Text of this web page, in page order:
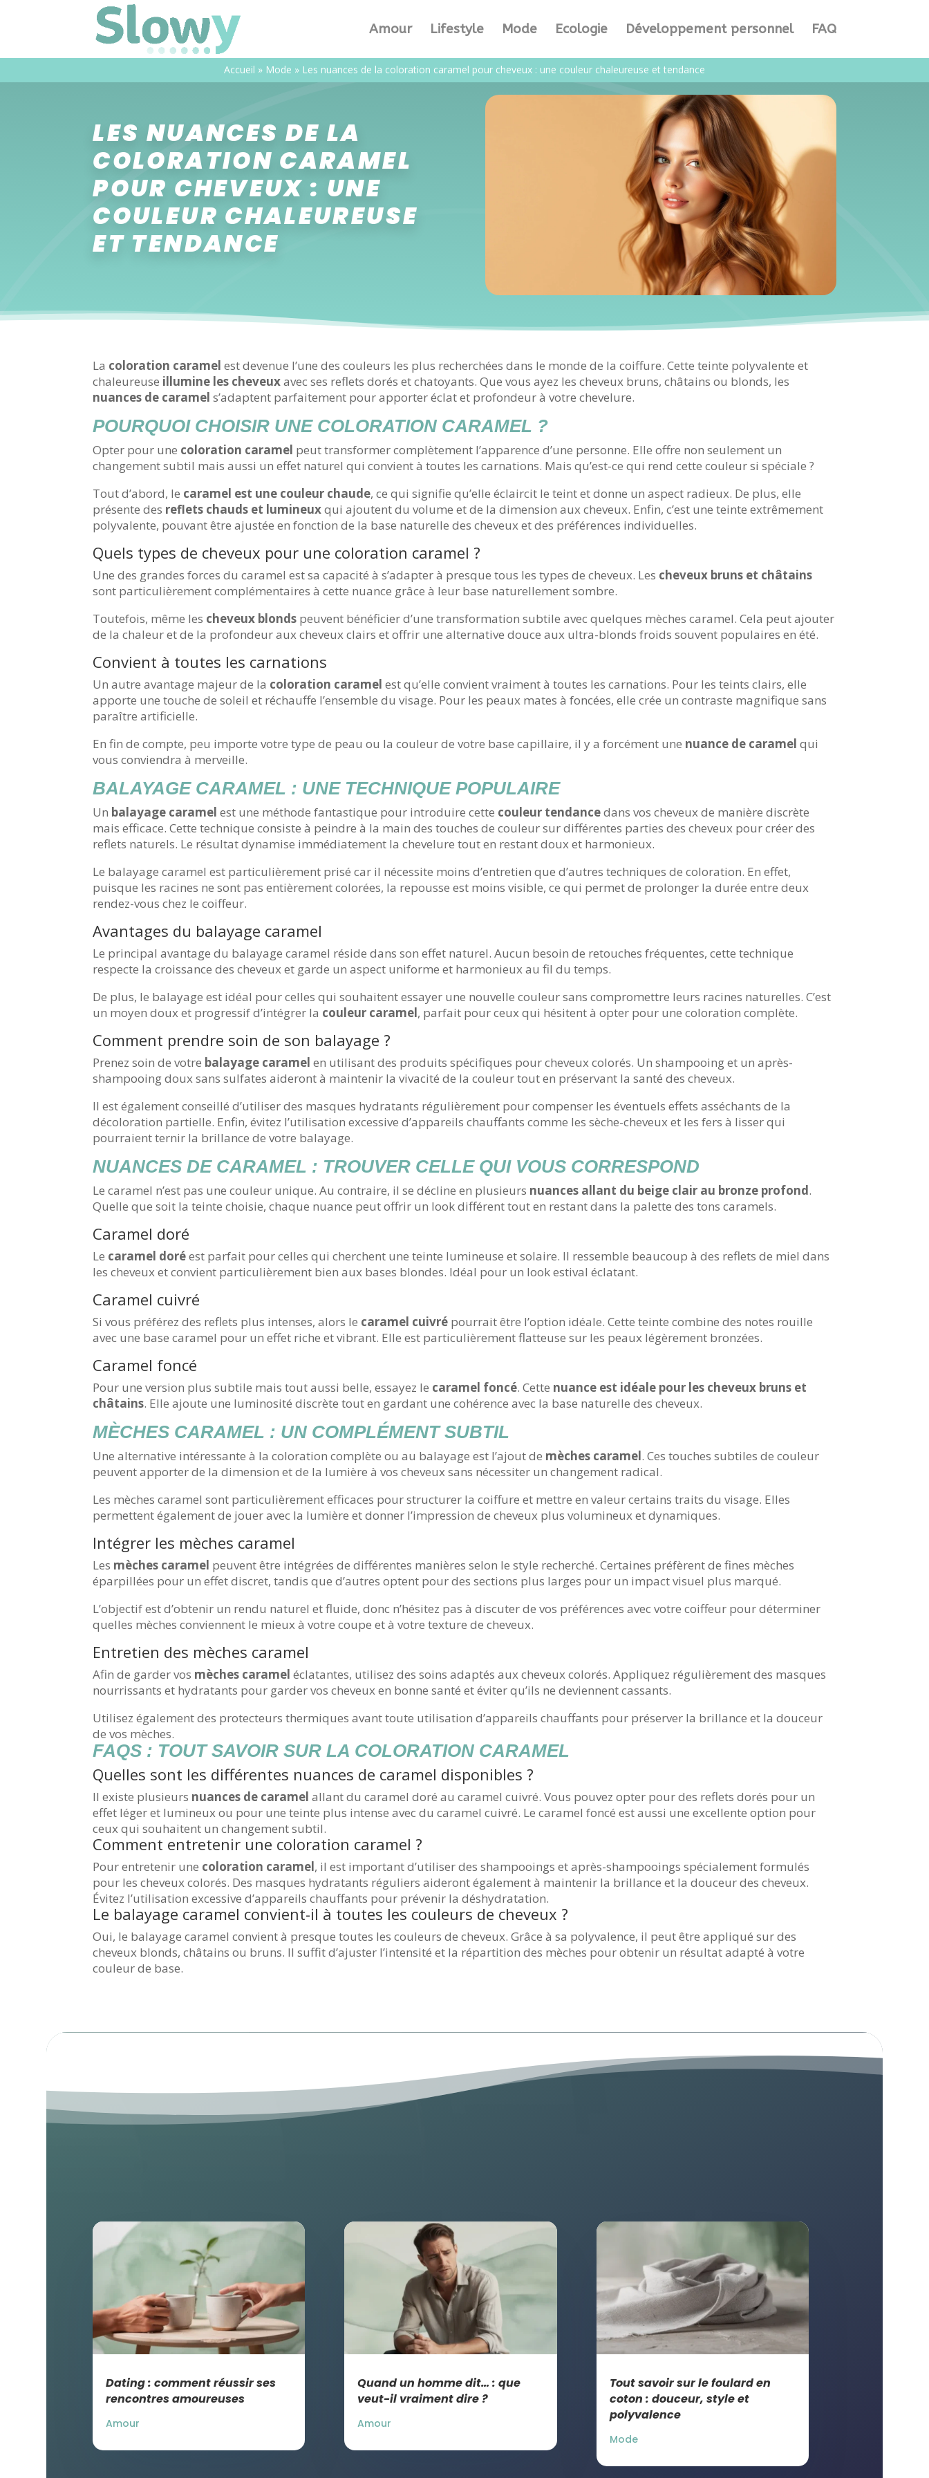
Amour Lifestyle Mode Ecologie Développement personnel FAQ
Accueil » Mode » Les nuances de la coloration caramel pour cheveux : une couleur chaleureuse et tendance
LES NUANCES DE LA
COLORATION CARAMEL
POUR CHEVEUX : UNE
COULEUR CHALEUREUSE
ET TENDANCE
La coloration caramel est devenue l’une des couleurs les plus recherchées dans le monde de la coiffure. Cette teinte polyvalente et
chaleureuse illumine les cheveuxavec ses reflets dorés et chatoyants. Que vous ayez les cheveux bruns, châtains ou blonds, les
nuances de caramel s’adaptent parfaitement pour apporter éclat et profondeur à votre chevelure.
POURQUOI CHOISIR UNE COLORATION CARAMEL ?
Opter pour une coloration caramel peut transformer complètement l’apparence d’une personne. Elle offre non seulement un
changement subtil mais aussi un effet naturel qui convient à toutes les carnations. Mais qu’est-ce qui rend cette couleur si spéciale ?
Tout d’abord, le caramel est une couleur chaude, ce qui signifie qu’elle éclaircit le teint et donne un aspect radieux. De plus, elle
présente des reflets chauds et lumineuxqui ajoutent du volume et de la dimension aux cheveux. Enfin, c’est une teinte extrêmement
polyvalente, pouvant être ajustée en fonction de la base naturelle des cheveux et des préférences individuelles.
Quels types de cheveux pour une coloration caramel ?
Une des grandes forces du caramel est sa capacité à s’adapter à presque tous les types de cheveux. Les cheveux bruns et châtains
sont particulièrement complémentaires à cette nuance grâce à leur base naturellement sombre.
Toutefois, même les cheveux blonds peuvent bénéficier d’une transformation subtile avec quelques mèches caramel. Cela peut ajouter
de la chaleur et de la profondeur aux cheveux clairs et offrir une alternative douce aux ultra-blonds froids souvent populaires en été.
Convient à toutes les carnations
Un autre avantage majeur de la coloration caramel est qu’elle convient vraiment à toutes les carnations. Pour les teints clairs, elle
apporte une touche de soleil et réchauffe l’ensemble du visage. Pour les peaux mates à foncées, elle crée un contraste magnifique sans
paraître artificielle.
En fin de compte, peu importe votre type de peau ou la couleur de votre base capillaire, il y a forcément une nuance de caramel qui
vous conviendra à merveille.
BALAYAGE CARAMEL : UNE TECHNIQUE POPULAIRE
Un balayage caramel est une méthode fantastique pour introduire cette couleur tendancedans vos cheveux de manière discrète
mais efficace. Cette technique consiste à peindre à la main des touches de couleur sur différentes parties des cheveux pour créer des
reflets naturels. Le résultat dynamise immédiatement la chevelure tout en restant doux et harmonieux.
Le balayage caramel est particulièrement prisé car il nécessite moins d’entretien que d’autres techniques de coloration. En effet,
puisque les racines ne sont pas entièrement colorées, la repousse est moins visible, ce qui permet de prolonger la durée entre deux
rendez-vous chez le coiffeur.
Avantages du balayage caramel
Le principal avantage du balayage caramel réside dans son effet naturel. Aucun besoin de retouches fréquentes, cette technique
respecte la croissance des cheveux et garde un aspect uniforme et harmonieux au fil du temps.
De plus, le balayage est idéal pour celles qui souhaitent essayer une nouvelle couleur sans compromettre leurs racines naturelles. C’est
un moyen doux et progressif d’intégrer la couleur caramel, parfait pour ceux qui hésitent à opter pour une coloration complète.
Comment prendre soin de son balayage ?
Prenez soin de votre balayage caramel en utilisant des produits spécifiques pour cheveux colorés. Un shampooing et un après-
shampooing doux sans sulfates aideront à maintenir la vivacité de la couleur tout en préservant la santé des cheveux.
Il est également conseillé d’utiliser des masques hydratants régulièrement pour compenser les éventuels effets asséchants de la
décoloration partielle. Enfin, évitez l’utilisation excessive d’appareils chauffants comme les sèche-cheveux et les fers à lisser qui
pourraient ternir la brillance de votre balayage.
NUANCES DE CARAMEL : TROUVER CELLE QUI VOUS CORRESPOND
Le caramel n’est pas une couleur unique. Au contraire, il se décline en plusieurs nuances allant du beige clair au bronze profond.
Quelle que soit la teinte choisie, chaque nuance peut offrir un look différent tout en restant dans la palette des tons caramels.
Caramel doré
Le caramel doréest parfait pour celles qui cherchent une teinte lumineuse et solaire. Il ressemble beaucoup à des reflets de miel dans
les cheveux et convient particulièrement bien aux bases blondes. Idéal pour un look estival éclatant.
Caramel cuivré
Si vous préférez des reflets plus intenses, alors le caramel cuivré pourrait être l’option idéale. Cette teinte combine des notes rouille
avec une base caramel pour un effet riche et vibrant. Elle est particulièrement flatteuse sur les peaux légèrement bronzées.
Caramel foncé
Pour une version plus subtile mais tout aussi belle, essayez le caramel foncé. Cette nuance est idéale pour les cheveux bruns et
châtains. Elle ajoute une luminosité discrète tout en gardant une cohérence avec la base naturelle des cheveux.
MÈCHES CARAMEL : UN COMPLÉMENT SUBTIL
Une alternative intéressante à la coloration complète ou au balayage est l’ajout de mèches caramel. Ces touches subtiles de couleur
peuvent apporter de la dimension et de la lumière à vos cheveux sans nécessiter un changement radical.
Les mèches caramel sont particulièrement efficaces pour structurer la coiffure et mettre en valeur certains traits du visage. Elles
permettent également de jouer avec la lumière et donner l’impression de cheveux plus volumineux et dynamiques.
Intégrer les mèches caramel
Les mèches caramel peuvent être intégrées de différentes manières selon le style recherché. Certaines préfèrent de fines mèches
éparpillées pour un effet discret, tandis que d’autres optent pour des sections plus larges pour un impact visuel plus marqué.
L’objectif est d’obtenir un rendu naturel et fluide, donc n’hésitez pas à discuter de vos préférences avec votre coiffeur pour déterminer
quelles mèches conviennent le mieux à votre coupe et à votre texture de cheveux.
Entretien des mèches caramel
Afin de garder vos mèches caramel éclatantes, utilisez des soins adaptés aux cheveux colorés. Appliquez régulièrement des masques
nourrissants et hydratants pour garder vos cheveux en bonne santé et éviter qu’ils ne deviennent cassants.
Utilisez également des protecteurs thermiques avant toute utilisation d’appareils chauffants pour préserver la brillance et la douceur
de vos mèches.
FAQS : TOUT SAVOIR SUR LA COLORATION CARAMEL
Quelles sont les différentes nuances de caramel disponibles ?
Il existe plusieurs nuances de caramel allant du caramel doré au caramel cuivré. Vous pouvez opter pour des reflets dorés pour un
effet léger et lumineux ou pour une teinte plus intense avec du caramel cuivré. Le caramel foncé est aussi une excellente option pour
ceux qui souhaitent un changement subtil.
Comment entretenir une coloration caramel ?
Pour entretenir une coloration caramel, il est important d’utiliser des shampooings et après-shampooings spécialement formulés
pour les cheveux colorés. Des masques hydratants réguliers aideront également à maintenir la brillance et la douceur des cheveux.
Évitez l’utilisation excessive d’appareils chauffants pour prévenir la déshydratation.
Le balayage caramel convient-il à toutes les couleurs de cheveux ?
Oui, le balayage caramel convient à presque toutes les couleurs de cheveux. Grâce à sa polyvalence, il peut être appliqué sur des
cheveux blonds, châtains ou bruns. Il suffit d’ajuster l’intensité et la répartition des mèches pour obtenir un résultat adapté à votre
couleur de base.
Dating : comment réussir ses
rencontres amoureuses
Amour
Quand un homme dit… : que
veut-il vraiment dire ?
Amour
Tout savoir sur le foulard en
coton : douceur, style et
polyvalence
Mode